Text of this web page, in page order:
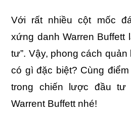
Với rất nhiều cột mốc
xứng danh Warren Buffett
tư”. Vậy, phong cách
có gì đặc biệt? Cùng
trong chiến lược đầu tư
Warrent Buffett nhé!